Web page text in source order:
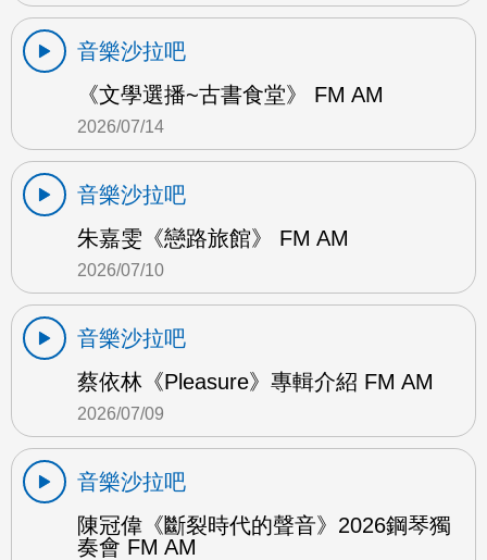
音樂沙拉吧
《文學選播~古書食堂》 FM AM
2026/07/14
音樂沙拉吧
朱嘉雯《戀路旅館》 FM AM
2026/07/10
音樂沙拉吧
蔡依林《Pleasure》專輯介紹 FM AM
2026/07/09
音樂沙拉吧
陳冠偉《斷裂時代的聲音》2026鋼琴獨
奏會 FM AM